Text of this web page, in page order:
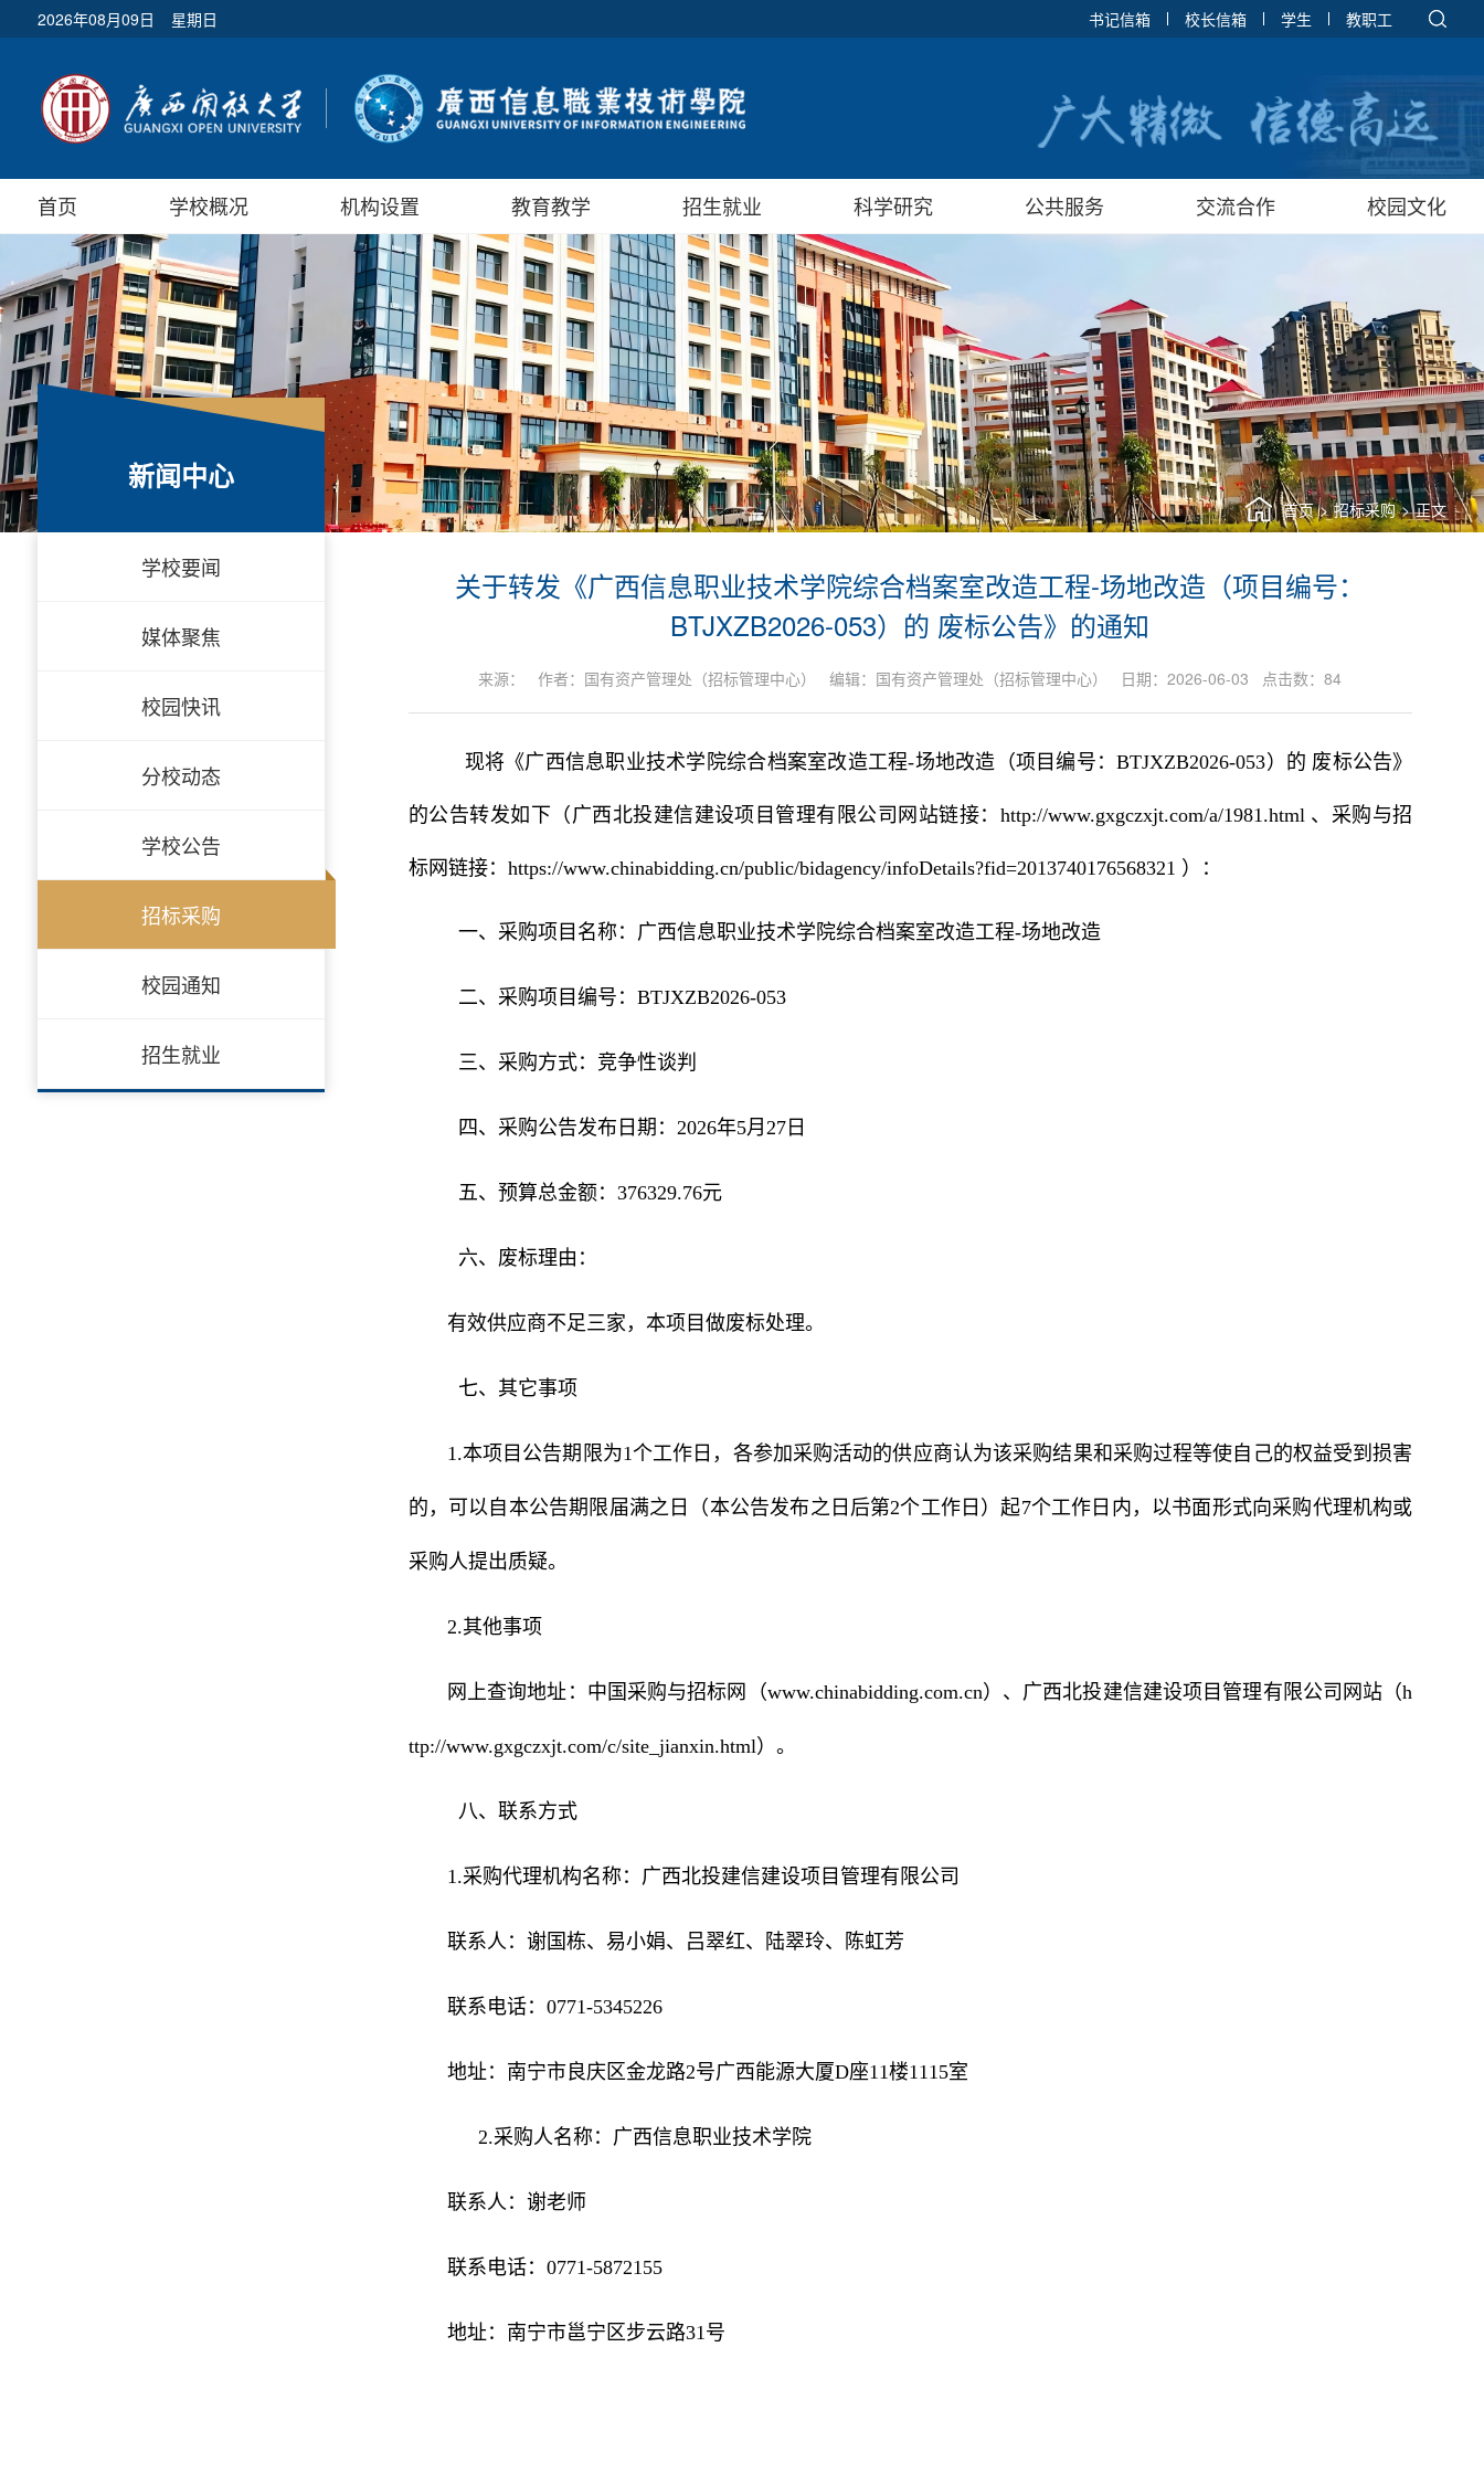
2026年08月09日 星期日 书记信箱 校长信箱 学生 教职工
首页 学校概况 机构设置 教育教学 招生就业 科学研究 公共服务 交流合作 校园文化
首页 > 招标采购 > 正文
新闻中心
学校要闻
媒体聚焦
校园快讯
分校动态
学校公告
招标采购
校园通知
招生就业
关于转发《广西信息职业技术学院综合档案室改造工程-场地改造（项目编号：
BTJXZB2026-053）的 废标公告》的通知
来源： 作者：国有资产管理处（招标管理中心） 编辑：国有资产管理处（招标管理中心） 日期：2026-06-03 点击数：84
现将《广西信息职业技术学院综合档案室改造工程-场地改造（项目编号：BTJXZB2026-053）的 废标公告》
的公告转发如下（ 广西北投建信建设项目管理有限公司网站链接： http://www.gxgczxjt.com/a/1981.html、采购与招
标网链接： https://www.chinabidding.cn/public/bidagency/infoDetails?fid=2013740176568321 ）：
一、采购项目名称：广西信息职业技术学院综合档案室改造工程-场地改造
二、采购项目编号：BTJXZB2026-053
三、采购方式：竞争性谈判
四、采购公告发布日期：2026年5月27日
五、预算总金额：376329.76元
六、废标理由：
有效供应商不足三家，本项目做废标处理。
七、其它事项
1.本项目公告期限为1个工作日，各参加采购活动的供应商认为该采购结果和采购过程等使自己的权益受到损害
的，可以自本公告期限届满之日（本公告发布之日后第2个工作日）起7个工作日内，以书面形式向采购代理机构或
采购人提出质疑。
2.其他事项
网上查询地址：中国采购与招标网（www.chinabidding.com.cn）、广西北投建信建设项目管理有限公司网站（h
ttp://www.gxgczxjt.com/c/site_jianxin.html）。
八、联系方式
1.采购代理机构名称：广西北投建信建设项目管理有限公司
联系人：谢国栋、易小娟、吕翠红、陆翠玲、陈虹芳
联系电话：0771-5345226
地址：南宁市良庆区金龙路2号广西能源大厦D座11楼1115室
2.采购人名称：广西信息职业技术学院
联系人：谢老师
联系电话：0771-5872155
地址：南宁市邕宁区步云路31号